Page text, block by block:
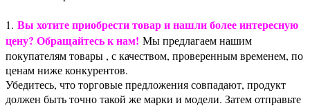
1. Вы хотите приобрести товар и нашли более интересную
цену? Обращайтесь к нам! Мы предлагаем нашим
покупателям товары , с качеством, проверенным временем, по
ценам ниже конкурентов.
Убедитесь, что торговые предложения совпадают, продукт
должен быть точно такой же марки и модели. Затем отправьте